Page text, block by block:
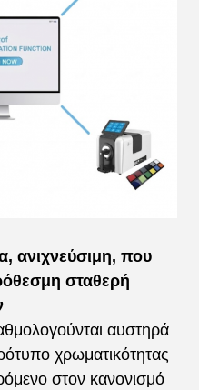
ανιχνεύσιμη, που
σταθερή
αυστηρά
χρωματικότητας
στον κανονισμό